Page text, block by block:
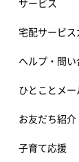
サービス
宅配サービス
ヘルプ・問い
ひとことメー
お友だち紹介
子育て応援